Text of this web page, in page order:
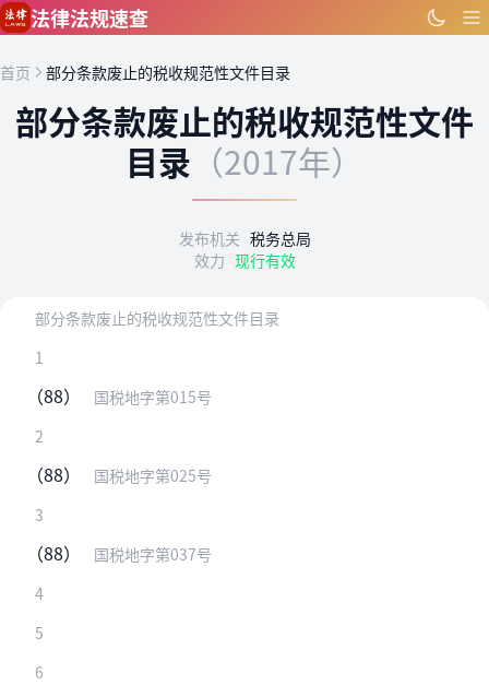
跳到主要内容
法律法规速查
首页 部分条款废止的税收规范性文件目录
部分条款废止的税收规范性文件
目录 （2017年）
发布机关 税务总局
效力 现行有效
部分条款废止的税收规范性文件目录
1
（88）
国税地字第015号
2
（88）
国税地字第025号
3
（88）
国税地字第037号
4
5
6